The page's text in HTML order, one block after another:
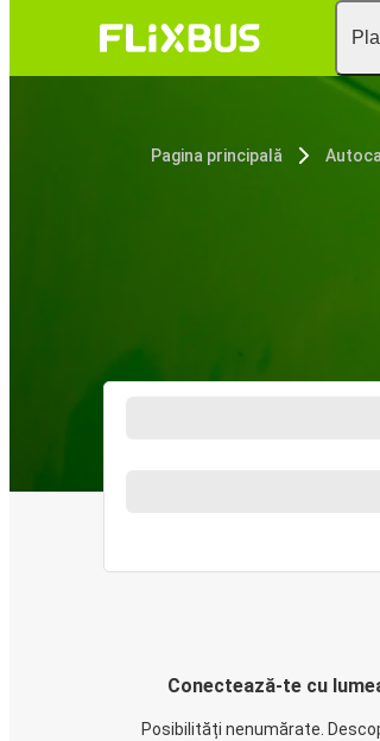
Pagina principală
Conectează-te cu
Posibilități nenumărate.